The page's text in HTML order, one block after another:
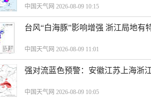
中国天气网 2026-08-09 10:15
台风“白海豚”影响增强 浙江局地有
中国天气网 2026-08-09 11:01
强对流蓝色预警：安徽江苏上海浙
中国天气网 2026-08-09 10:05